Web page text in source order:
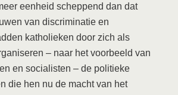
eenheid scheppend dan dat
van discriminatie en
katholieken door zich als
– naar het voorbeeld van
en socialisten – de politieke
die hen nu de macht van het